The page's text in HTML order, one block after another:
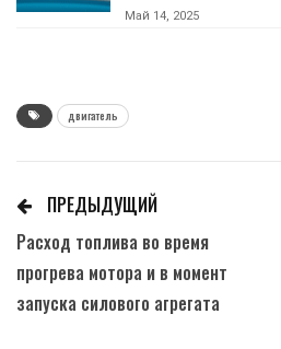
Май 14, 2025
двигатель
ПРЕДЫДУЩИЙ
Расход топлива во время
прогрева мотора и в момент
запуска силового агрегата